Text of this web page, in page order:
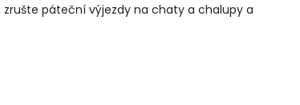
zrušte páteční výjezdy na chaty a chalupy a